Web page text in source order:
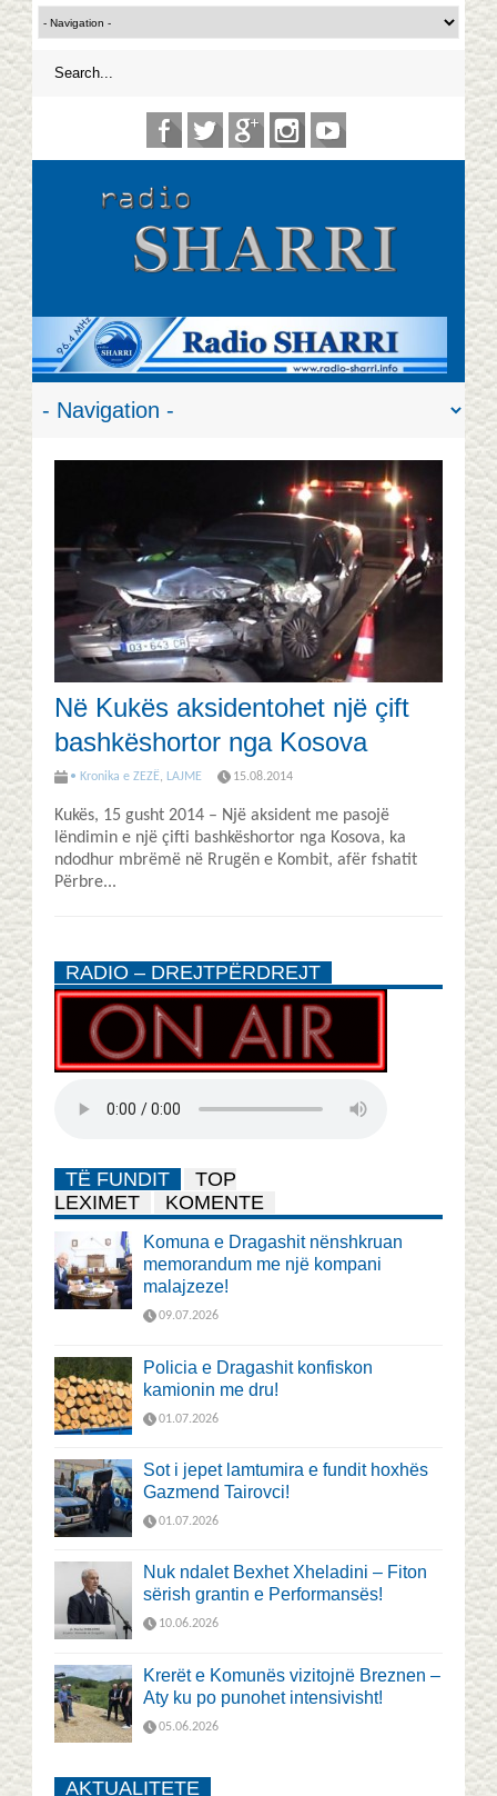
Në Kukës aksidentohet një çift
bashkëshortor nga Kosova
• Kronika e ZEZË, LAJME 15.08.2014
Kukës, 15 gusht 2014 – Një aksident me pasojë
lëndimin e një çifti bashkëshortor nga Kosova, ka
ndodhur mbrëmë në Rrugën e Kombit, afër fshatit
Përbre...
RADIO – DREJTPËRDREJT
TË FUNDIT
TOP
LEXIMET
KOMENTE
Komuna e Dragashit nënshkruan
memorandum me një kompani
malajzeze!
09.07.2026
Policia e Dragashit konfiskon
kamionin me dru!
01.07.2026
Sot i jepet lamtumira e fundit hoxhës
Gazmend Tairovci!
01.07.2026
Nuk ndalet Bexhet Xheladini – Fiton
sërish grantin e Performansës!
10.06.2026
Krerët e Komunës vizitojnë Breznen –
Aty ku po punohet intensivisht!
05.06.2026
AKTUALITETE